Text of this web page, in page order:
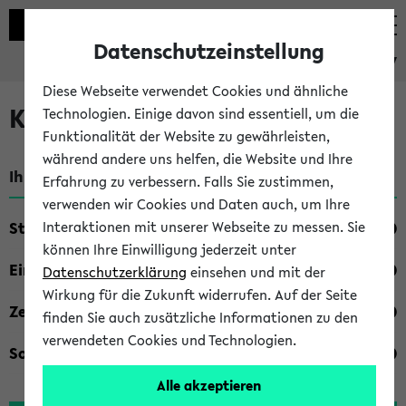
eKVV
Kombisuche im eKVV
Ihre Suchkriterien:
Studienfach
Einrichtung
Zeiten
Sonstiges
Datenschutzeinstellung
Diese Webseite verwendet Cookies und ähnliche
Technologien. Einige davon sind essentiell, um die
Funktionalität der Website zu gewährleisten,
während andere uns helfen, die Website und Ihre
Erfahrung zu verbessern. Falls Sie zustimmen,
verwenden wir Cookies und Daten auch, um Ihre
Interaktionen mit unserer Webseite zu messen. Sie
können Ihre Einwilligung jederzeit unter
Datenschutzerklärung einsehen und mit der
Wirkung für die Zukunft widerrufen. Auf der Seite
finden Sie auch zusätzliche Informationen zu den
verwendeten Cookies und Technologien.
Alle akzeptieren